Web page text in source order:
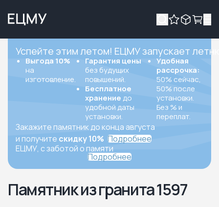
Успейте этим летом! ЕЦМУ запускает
Выгода 10%
на
изготовление.
Гарантия цены
без будущих
повышений.
Бесплатное
хранение до
удобной даты
установки.
Удобная
рассрочка:
50% сейчас,
50% после
установки.
Без % и
переплат.
Закажите памятник до конца августа
и получите скидку 10% Подробнее
ЕЦМУ, с заботой о памяти
Подробнее
Памятник из гранита 1597